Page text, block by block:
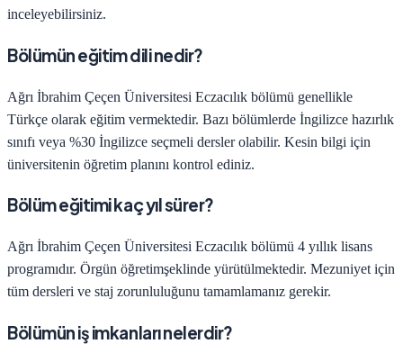
inceleyebilirsiniz.
Bölümün eğitim dili nedir?
Ağrı İbrahim Çeçen Üniversitesi Eczacılık bölümü genellikle
Türkçe olarak eğitim vermektedir. Bazı bölümlerde İngilizce hazırlık
sınıfı veya %30 İngilizce seçmeli dersler olabilir. Kesin bilgi için
üniversitenin öğretim planını kontrol ediniz.
Bölüm eğitimi kaç yıl sürer?
Ağrı İbrahim Çeçen Üniversitesi Eczacılık bölümü 4 yıllık lisans
programıdır. Örgün öğretimşeklinde yürütülmektedir. Mezuniyet için
tüm dersleri ve staj zorunluluğunu tamamlamanız gerekir.
Bölümün iş imkanları nelerdir?